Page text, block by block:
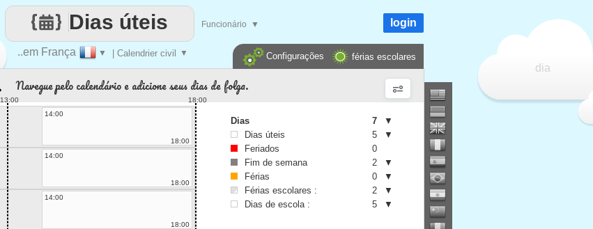
dia
..em França ▼ | Calendrier civil ▼
Dias úteis Funcionário ▼ login
férias escolares
Configurações
Navegue pelo calendário e adicione seus dias de folga.
13:00 18:00
14:00
18:00
14:00
18:00
14:00
18:00
Dias 7
▼
Dias úteis
5
▼
Feriados
0
Fim de semana
2
▼
Férias
0
▼
Férias escolares :
2
▼
Dias de escola :
5 ▼